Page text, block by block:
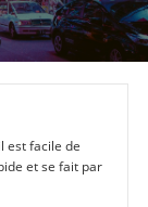
est facile de
et se fait par